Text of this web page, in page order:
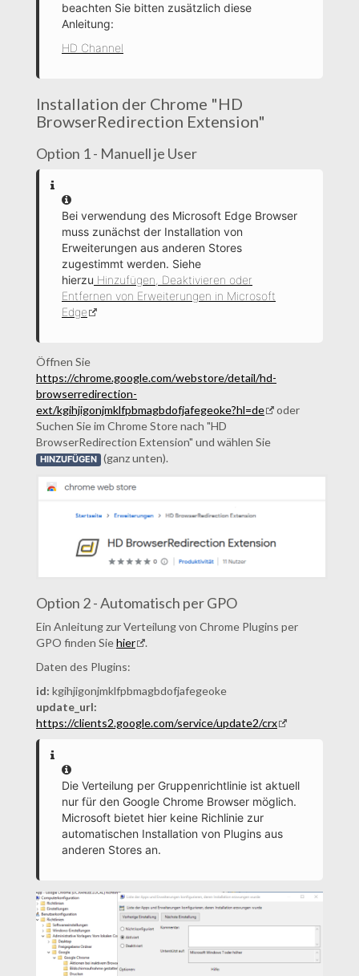
beachten Sie bitten zusätzlich diese
Anleitung:
HD Channel
Installation der Chrome "HD
BrowserRedirection Extension"
Option 1 - Manuell je User
Information
Bei verwendung des Microsoft Edge Browser
muss zunächst der Installation von
Erweiterungen aus anderen Stores
zugestimmt werden. Siehe
hierzu Hinzufügen, Deaktivieren oder
Entfernen von Erweiterungen in Microsoft
Edge
Öffnen Sie
https://chrome.google.com/webstore/detail/hd-
browserredirection-
ext/kgihjigonjmklfpbmagbdofjafegeoke?hl=de
oder
Suchen Sie im Chrome Store nach "HD
BrowserRedirection Extension" und wählen Sie
HINZUFÜGEN (ganz unten).
Option 2 - Automatisch per GPO
Ein Anleitung zur Verteilung von Chrome Plugins per
GPO finden Siehier
.
Daten des Plugins:
id: kgihjigonjmklfpbmagbdofjafegeoke
update_url:
https://clients2.google.com/service/update2/crx
Information
Die Verteilung per Gruppenrichtlinie ist aktuell
nur für den Google Chrome Browser möglich.
Microsoft bietet hier keine Richlinie zur
automatischen Installation von Plugins aus
anderen Stores an.